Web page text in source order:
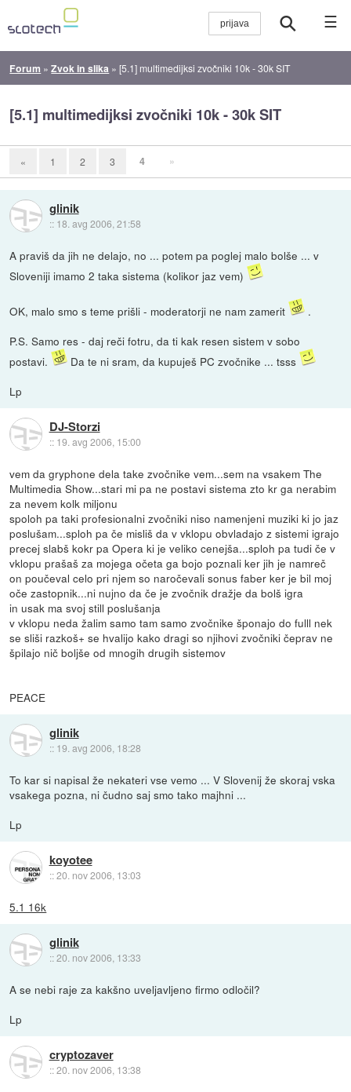
☰
Forum »Zvok in slika »[5.1] multimedijksi zvočniki 10k - 30k SIT
[5.1] multimedijksi zvočniki 10k - 30k SIT
« 1 2 3 4 »
glinik
:: 18. avg 2006, 21:58
A praviš da jih ne delajo, no ... potem pa poglej malo bolše ... v
Sloveniji imamo 2 taka sistema (kolikor jaz vem)
OK, malo smo s teme prišli - moderatorji ne nam zamerit
.
P.S. Samo res - daj reči fotru, da ti kak resen sistem v sobo
postavi.
Da te ni sram, da kupuješ PC zvočnike ... tsss
Lp
DJ-Storzi
:: 19. avg 2006, 15:00
vem da gryphone dela take zvočnike vem...sem na vsakem The
Multimedia Show...stari mi pa ne postavi sistema zto kr ga nerabim
za nevem kolk miljonu
spoloh pa taki profesionalni zvočniki niso namenjeni muziki ki jo jaz
poslušam...sploh pa če misliš da v vklopu obvladajo z sistemi igrajo
precej slabš kokr pa Opera ki je veliko cenejša...sploh pa tudi če v
vklopu prašaš za mojega očeta ga bojo poznali ker jih je namreč
on poučeval celo pri njem so naročevali sonus faber ker je bil moj
oče zastopnik...ni nujno da če je zvočnik dražje da bolš igra
in usak ma svoj still poslušanja
v vklopu neda žalim samo tam samo zvočnike šponajo do fulll nek
se sliši razkoš+ se hvalijo kako dragi so njihovi zvočniki čeprav ne
špilajo nič boljše od mnogih drugih sistemov
PEACE
glinik
:: 19. avg 2006, 18:28
To kar si napisal že nekateri vse vemo ... V Slovenij že skoraj vska
vsakega pozna, ni čudno saj smo tako majhni ...
Lp
koyotee
::20. nov 2006, 13:03
5.1 16k
glinik
::20. nov 2006, 13:33
A se nebi raje za kakšno uveljavljeno firmo odločil?
Lp
cryptozaver
::20. nov 2006, 13:38